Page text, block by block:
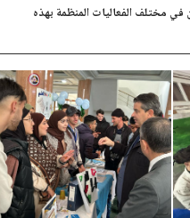
في مختلف الفعاليات المنظمة بهذه